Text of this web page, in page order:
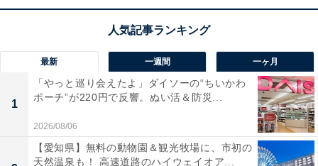
Mini LEDと直下型バックライトの採用により、圧倒的な
のAI技術がシーンに応じて画質を自動調整し、地デジも
ネット動画も驚くほど鮮明に映し出します！ 立体音響の
「Dolby Atmos」による迫力のサウンドや、番組を見逃
さないタイムシフトマシン機能も魅力ですね。
ユーザーからは「圧倒的に高画質」「音が非常に良い」
最新 一週間 一ヶ月
1
「やっと巡り会えたよ」ダイソーの“ちいかわ
ポーチ”が220円で反響。ぬい活＆防災...
2026/08/06
【愛知県】無料の動物園＆観光牧場に、市初の
天然温泉も！ 高速道路のハイウェイオア...